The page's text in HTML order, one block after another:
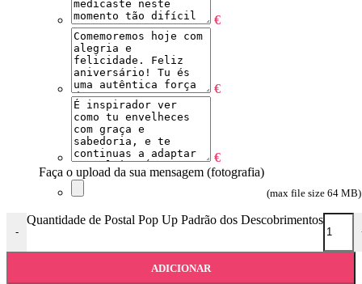
€
€
€
Faça o upload da sua mensagem (fotografia)
(max file size 64 MB)
-
Quantidade de Postal Pop Up Padrão dos Descobrimentos
ADICIONAR